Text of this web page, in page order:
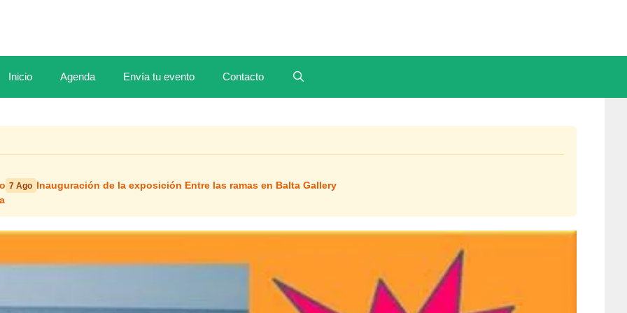
Inicio Agenda Envía tu evento Contacto
7 Ago Inauguración de la exposición Entre las ramas en Balta Gallery